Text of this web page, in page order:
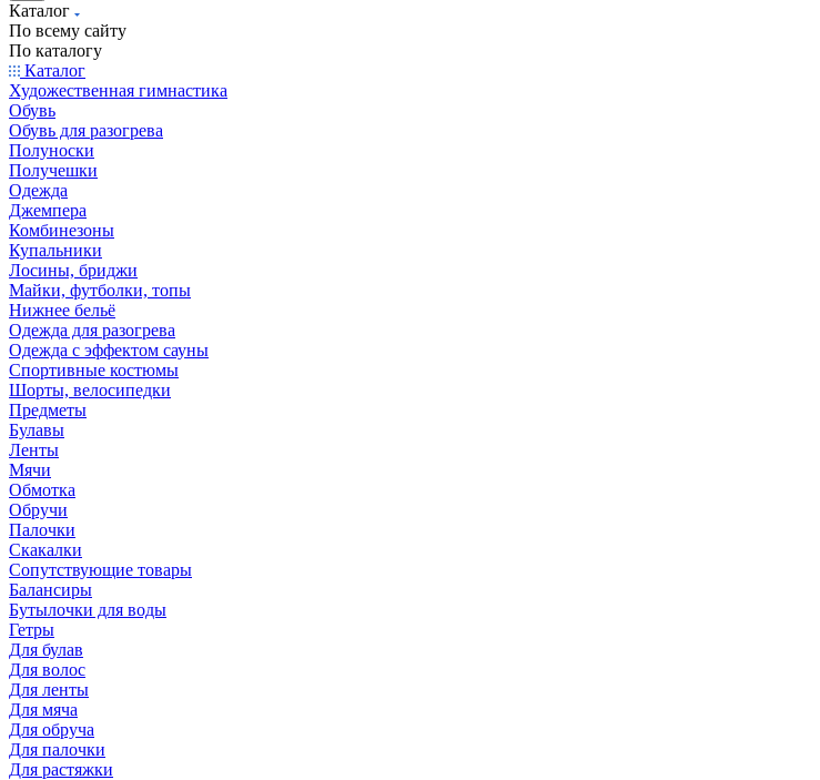
Каталог
По всему сайту
По каталогу
Каталог
Художественная гимнастика
Обувь
Обувь для разогрева
Полуноски
Получешки
Одежда
Джемпера
Комбинезоны
Купальники
Лосины, бриджи
Майки, футболки, топы
Нижнее бельё
Одежда для разогрева
Одежда с эффектом сауны
Спортивные костюмы
Шорты, велосипедки
Предметы
Булавы
Ленты
Мячи
Обмотка
Обручи
Палочки
Скакалки
Сопутствующие товары
Балансиры
Бутылочки для воды
Гетры
Для булав
Для волос
Для ленты
Для мяча
Для обруча
Для палочки
Для растяжки